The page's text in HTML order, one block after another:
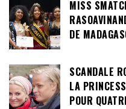
MISS
DE
SCANDALE
LA
POUR